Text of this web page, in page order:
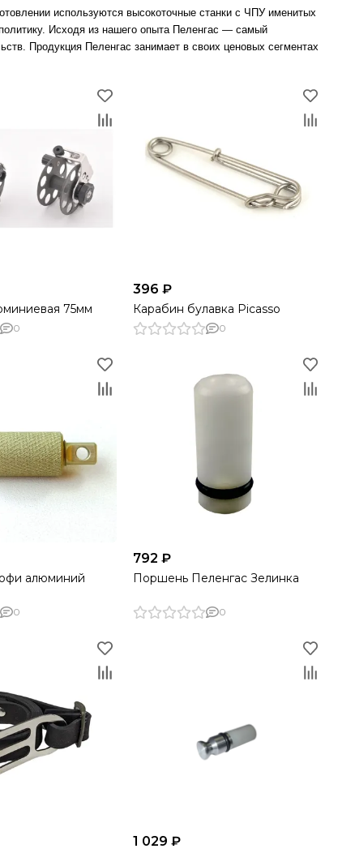
используются высокоточные станки с ЧПУ именитых
Исходя из нашего опыта Пеленгас — самый
Продукция Пеленгас занимает в своих ценовых сегментах
75мм
0
396 ₽
Карабин булавка Picasso
0
алюминий
0
792 ₽
Поршень Пеленгас Зелинка
0
1 029 ₽